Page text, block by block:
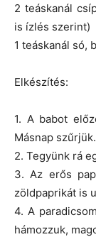
2 teáskanál
is ízlés szerint)
1 teáskanál só,
Elkészítés:
1. A babot
Másnap szűrjük.
2. Tegyünk rá
3. Az erős
zöldpaprikát is
4. A
hámozzuk,